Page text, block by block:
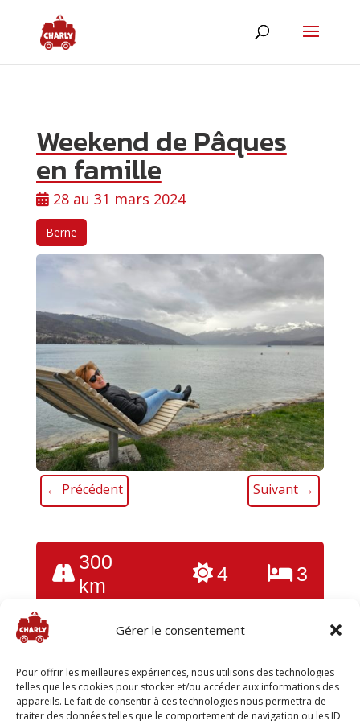
Gérer le consentement
Pour offrir les meilleures expériences, nous utilisons des technologies
telles que les cookies pour stocker et/ou accéder aux informations des
appareils. Le fait de consentir à ces technologies nous permettra de
traiter des données telles que le comportement de navigation ou les ID
Weekend de Pâques
en famille
28 au 31 mars 2024
Berne
← Précédent Suivant →
300
km
4 3
Merci de vous
toutes les photos
ChatBot de MyCharly
Hello! Que désirez-vous savoir ?